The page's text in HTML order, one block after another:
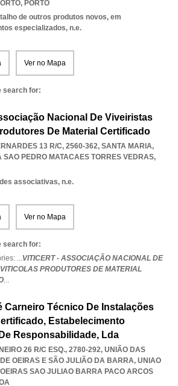
, PORTO
de outros produtos novos, em
especializados, n.e.
Ver no Mapa
search for:
Nacional De Viveiristas
De Material Certificado
13 R/C, 2560-362, SANTA MARIA,
SAO PEDRO MATACAES TORRES VEDRAS,
associativas, n.e.
Ver no Mapa
search for:
...VITICERT - ASSOCIAÇÃO NACIONAL DE
PRODUTORES DE MATERIAL
...
Carneiro Técnico De Instalações
Estabelecimento
Responsabilidade, Lda
26 R/C ESQ., 2780-292, UNIÃO DAS
OEIRAS E SÃO JULIÃO DA BARRA, UNIAO
SAO JULIAO BARRA PACO ARCOS